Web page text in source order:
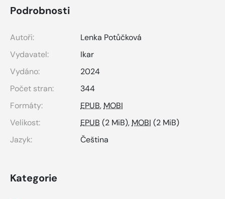
Podrobnosti
Autoři:
Lenka Potůčková
Vydavatel:
Ikar
Vydáno:
2024
Počet stran:
344
Formáty:
EPUB, MOBI
Velikost:
EPUB (2 MiB), MOBI (2 MiB)
Jazyk:
Čeština
Kategorie